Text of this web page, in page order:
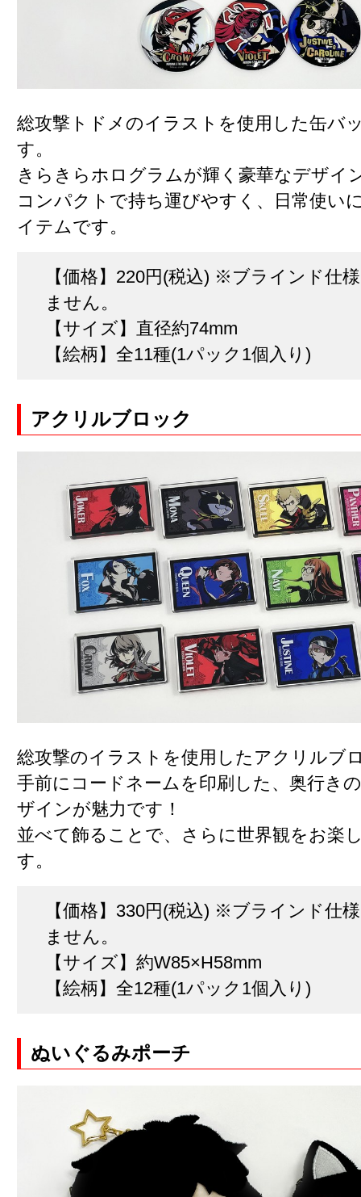
総攻撃トドメのイラストを使用した缶バ
す。
きらきらホログラムが輝く豪華なデザイ
コンパクトで持ち運びやすく、日常使い
イテムです。
【価格】220円(税込) ※ブラインド仕
ません。
【サイズ】直径約74mm
【絵柄】全11種(1パック1個入り)
アクリルブロック
総攻撃のイラストを使用したアクリルブ
手前にコードネームを印刷した、奥行き
ザインが魅力です！
並べて飾ることで、さらに世界観をお楽
す。
【価格】330円(税込) ※ブラインド仕
ません。
【サイズ】約W85×H58mm
【絵柄】全12種(1パック1個入り)
ぬいぐるみポーチ